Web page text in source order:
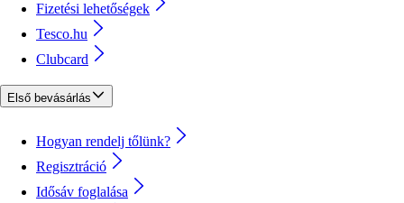
Fizetési lehetőségek
Tesco.hu
Clubcard
Első bevásárlás
Hogyan rendelj tőlünk?
Regisztráció
Idősáv foglalása